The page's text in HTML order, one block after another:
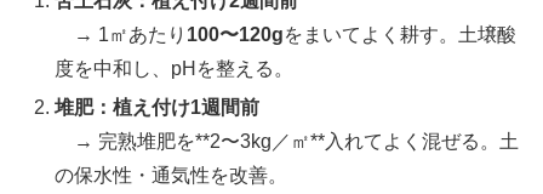
→ 1㎡あたり 100〜120gをまいてよく耕す。土壌酸
度を中和し、pHを整える。
堆肥：植え付け1週間前
→ 完熟堆肥を**2〜3kg／㎡**入れてよく混ぜる。土
の保水性・通気性を改善。